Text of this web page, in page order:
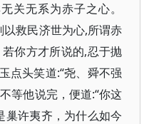
关无系为赤子之心。
救民济世为心,所谓赤
若你方才所说的,忍于抛
点头笑道:“尧、舜不强
等他说完，便道:“你这
巢许夷齐，为什么如今